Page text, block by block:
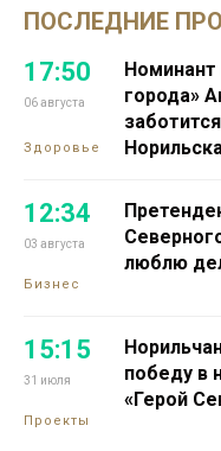
ПОСЛЕДНИЕ
17:50
06 августа
Здоровье
города»
12:34
03 августа
Бизнес
люблю
15:15
31 июля
Проекты
победу в
«Герой